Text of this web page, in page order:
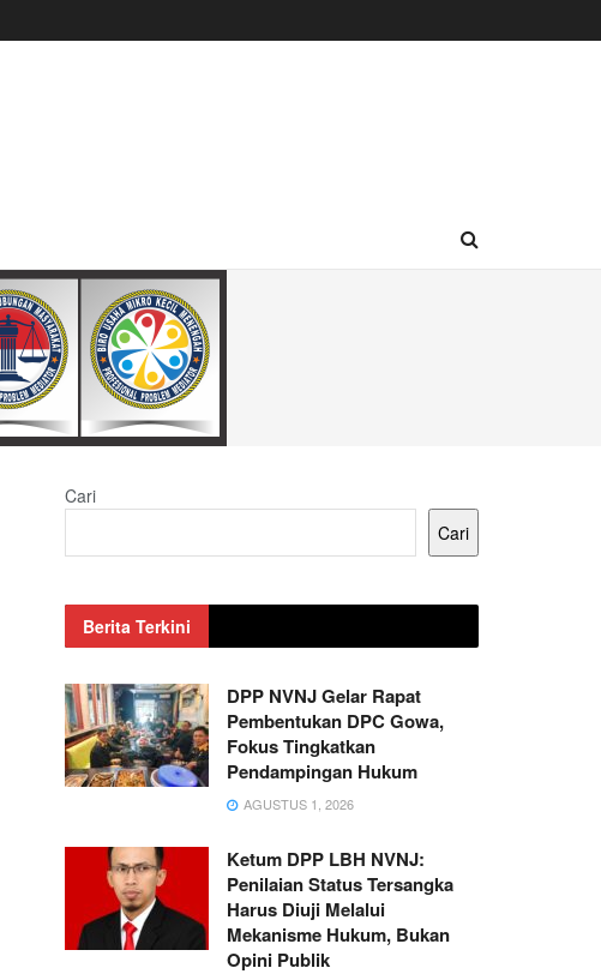
Cari
Cari
Berita Terkini
DPP NVNJ Gelar Rapat
Pembentukan DPC Gowa,
Fokus Tingkatkan
Pendampingan Hukum
AGUSTUS 1, 2026
Ketum DPP LBH NVNJ:
Penilaian Status Tersangka
Harus Diuji Melalui
Mekanisme Hukum, Bukan
Opini Publik